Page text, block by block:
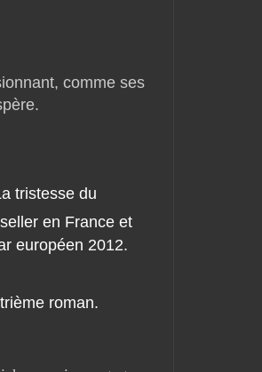
comme ses
tristesse du
en France et
européen 2012.
roman.